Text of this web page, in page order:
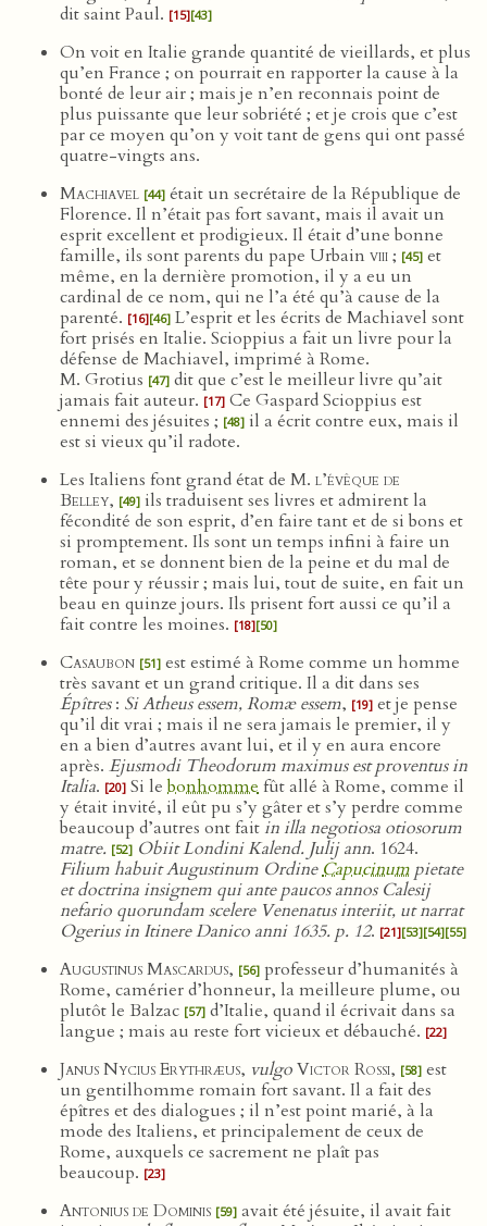
dit saint Paul. [15][43]
On voit en Italie grande quantité de vieillards, et plus
qu’en France ; on pourrait en rapporter la cause à la
bonté de leur air ; mais je n’en reconnais point de
plus puissante que leur sobriété ; et je crois que c’est
par ce moyen qu’on y voit tant de gens qui ont passé
quatre-vingts ans.
Machiavel [44] était un secrétaire de la République de
Florence. Il n’était pas fort savant, mais il avait un
esprit excellent et prodigieux. Il était d’une bonne
famille, ils sont parents du pape Urbain viii; [45] et
même, en la dernière promotion, il y a eu un
cardinal de ce nom, qui ne l’a été qu’à cause de la
parenté. [16][46] L’esprit et les écrits de Machiavel sont
fort prisés en Italie. Scioppius a fait un livre pour la
défense de Machiavel, imprimé à Rome.
M. Grotius [47] dit que c’est le meilleur livre qu’ait
jamais fait auteur. [17] Ce Gaspard Scioppius est
ennemi des jésuites ; [48] il a écrit contre eux, mais il
est si vieux qu’il radote.
Les Italiens font grand état de M. l’évêque de
Belley, [49] ils traduisent ses livres et admirent la
fécondité de son esprit, d’en faire tant et de si bons et
si promptement. Ils sont un temps infini à faire un
roman, et se donnent bien de la peine et du mal de
tête pour y réussir ; mais lui, tout de suite, en fait un
beau en quinze jours. Ils prisent fort aussi ce qu’il a
fait contre les moines. [18][50]
Casaubon [51] est estimé à Rome comme un homme
très savant et un grand critique. Il a dit dans ses
Épîtres: Si Atheus essem, Romæ essem, [19] et je pense
qu’il dit vrai ; mais il ne sera jamais le premier, il y
en a bien d’autres avant lui, et il y en aura encore
après. Ejusmodi Theodorum maximus est proventus in
Italia. [20] Si lebonhommefût allé à Rome, comme il
y était invité, il eût pu s’y gâter et s’y perdre comme
beaucoup d’autres ont fait in illa negotiosa otiosorum
matre. [52] Obiit Londini Kalend. Julij ann. 1624.
Filium habuit Augustinum OrdineCapucinum pietate
et doctrina insignem qui ante paucos annos Calesij
nefario quorundam scelere Venenatus interiit, ut narrat
Ogerius in Itinere Danico anni 1635. p. 12. [21][53][54][55]
Augustinus Mascardus, [56] professeur d’humanités à
Rome, camérier d’honneur, la meilleure plume, ou
plutôt le Balzac [57] d’Italie, quand il écrivait dans sa
langue ; mais au reste fort vicieux et débauché. [22]
Janus Nycius Erythræus, vulgoVictor Rossi, [58] est
un gentilhomme romain fort savant. Il a fait des
épîtres et des dialogues ; il n’est point marié, à la
mode des Italiens, et principalement de ceux de
Rome, auxquels ce sacrement ne plaît pas
beaucoup. [23]
Antonius de Dominis [59] avait été jésuite, il avait fait